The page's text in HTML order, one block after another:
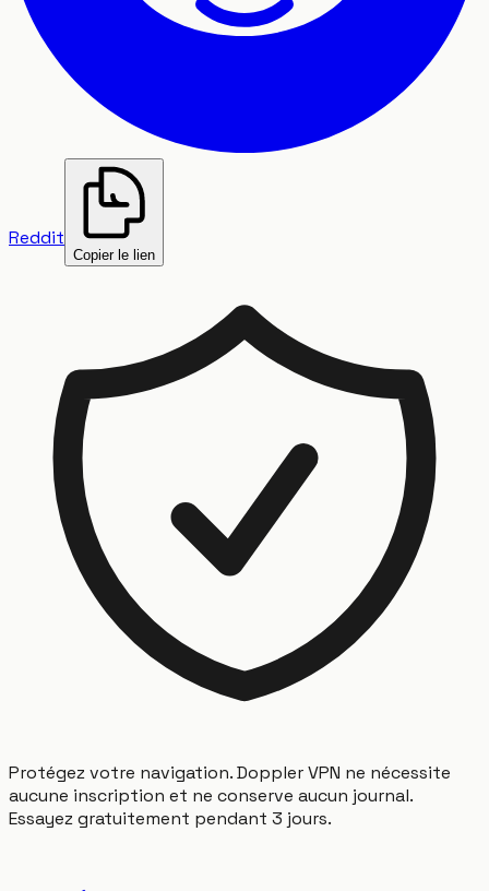
Reddit
Copier le lien
Protégez votre navigation. Doppler VPN ne nécessite
aucune inscription et ne conserve aucun journal.
Essayez gratuitement pendant 3 jours.